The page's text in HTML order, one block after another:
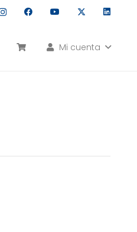
Mi cuenta